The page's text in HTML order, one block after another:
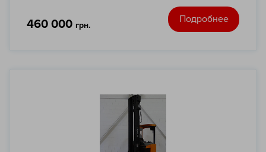
460 000 грн.
Подробнее